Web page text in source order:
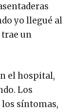
yo llegué al
trae un
el hospital,
Los
los síntomas,